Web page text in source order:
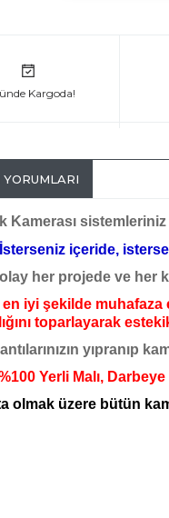
YORUMLARI
Kamerası sistemleriniz
İsterseniz içeride,
her projede ve her
iyi şekilde
toparlayarak
yıpranıp
Yerli Malı, Darbeye
olmak üzere bütün